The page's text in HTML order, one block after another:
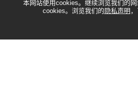
本网站使用cookies。继续浏览我们的
cookies。浏览我们的 隐私声明